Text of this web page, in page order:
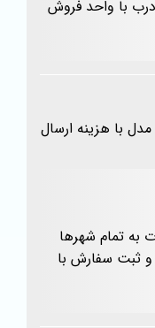
درب با واحد فروش
با هزینه ارسال
به تمام شهرها
و ثبت سفارش با